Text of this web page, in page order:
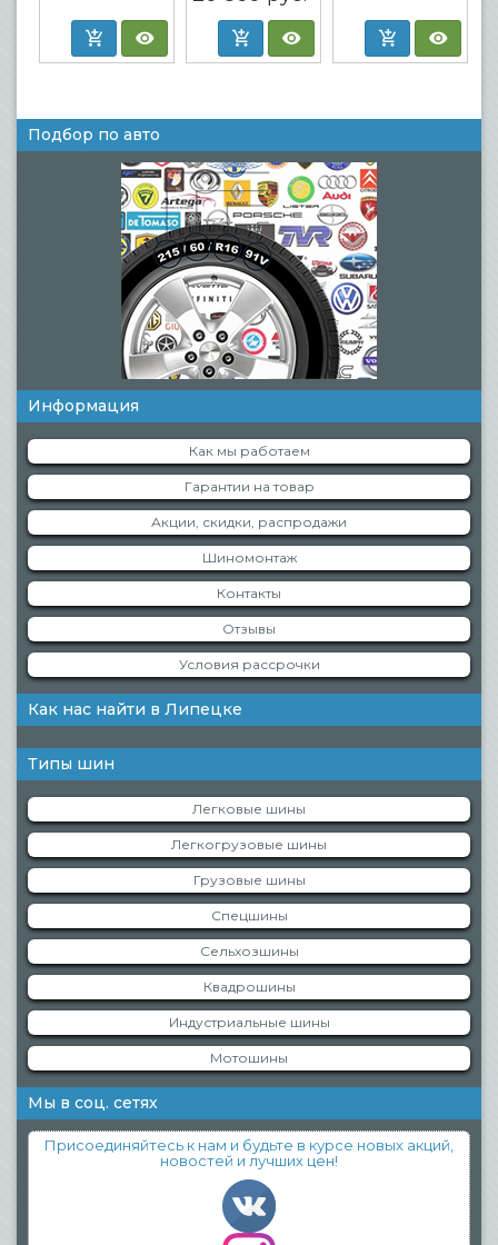
Подбор по авто
Информация
Как мы работаем
Гарантии на товар
Акции, скидки, распродажи
Шиномонтаж
Контакты
Отзывы
Условия рассрочки
Как нас найти в Липецке
Типы шин
Легковые шины
Легкогрузовые шины
Грузовые шины
Спецшины
Сельхозшины
Квадрошины
Индустриальные шины
Мотошины
Мы в соц. сетях
Присоединяйтесь к нам и будьте в курсе новых акций,
новостей и лучших цен!